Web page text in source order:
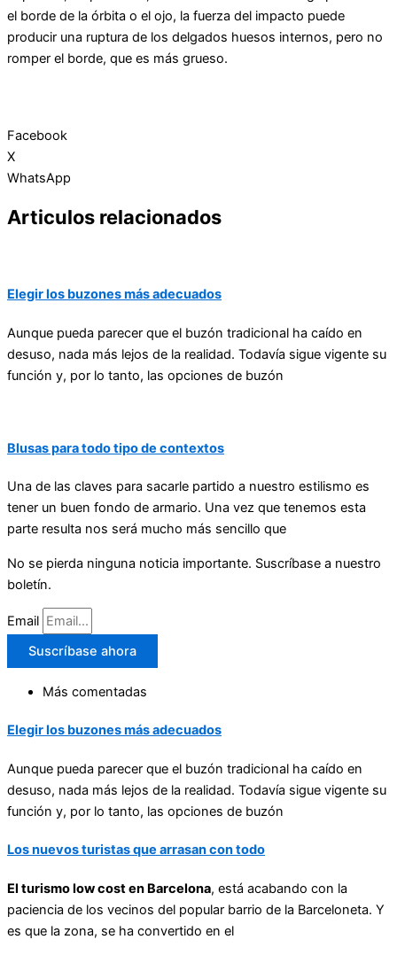
el borde de la órbita o el ojo, la fuerza del impacto puede
producir una ruptura de los delgados huesos internos, pero no
romper el borde, que es más grueso.
Facebook
X
WhatsApp
Articulos relacionados
Elegir los buzones más adecuados
Aunque pueda parecer que el buzón tradicional ha caído en
desuso, nada más lejos de la realidad. Todavía sigue vigente su
función y, por lo tanto, las opciones de buzón
Blusas para todo tipo de contextos
Una de las claves para sacarle partido a nuestro estilismo es
tener un buen fondo de armario. Una vez que tenemos esta
parte resulta nos será mucho más sencillo que
No se pierda ninguna noticia importante. Suscríbase a nuestro
boletín.
Email
Suscríbase ahora
Más comentadas
Elegir los buzones más adecuados
Aunque pueda parecer que el buzón tradicional ha caído en
desuso, nada más lejos de la realidad. Todavía sigue vigente su
función y, por lo tanto, las opciones de buzón
Los nuevos turistas que arrasan con todo
El turismo low cost en Barcelona, está acabando con la
paciencia de los vecinos del popular barrio de la Barceloneta. Y
es que la zona, se ha convertido en el